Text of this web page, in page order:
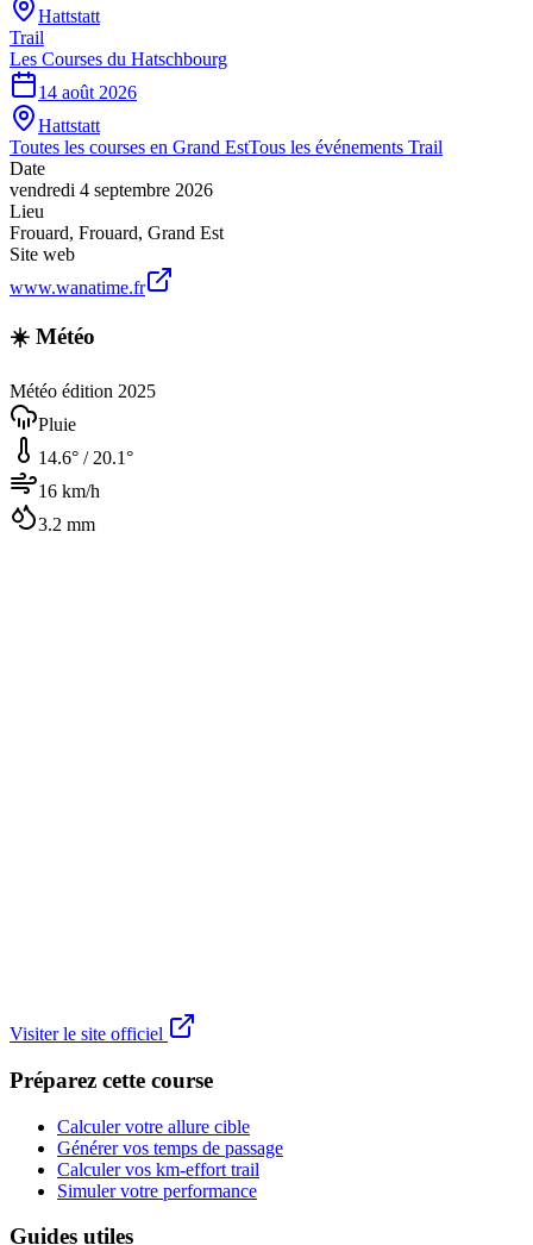
Hattstatt
Trail
Les Courses du Hatschbourg
14 août 2026
Hattstatt
Toutes les courses en Grand EstTous les événements Trail
Date
vendredi 4 septembre 2026
Lieu
Frouard, Frouard, Grand Est
Site web
www.wanatime.fr
☀️ Météo
Météo édition 2025
Pluie
14.6° / 20.1°
16 km/h
3.2 mm
Visiter le site officiel
Préparez cette course
Calculer votre allure cible
Générer vos temps de passage
Calculer vos km-effort trail
Simuler votre performance
Guides utiles